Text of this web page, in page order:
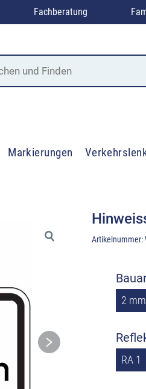
Fachberatung
Markierungen
Artikelnummer:
2 mm
RA 1